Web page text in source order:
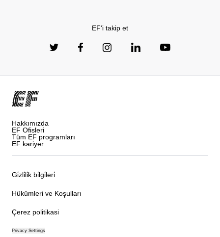
EF'i takip et
Hakkımızda
EF Ofisleri
Tüm EF programları
EF kariyer
Gi̇zli̇li̇k bi̇lgi̇leri̇
Hükümleri ve Koşulları
Çerez politikasi
Privacy Settings